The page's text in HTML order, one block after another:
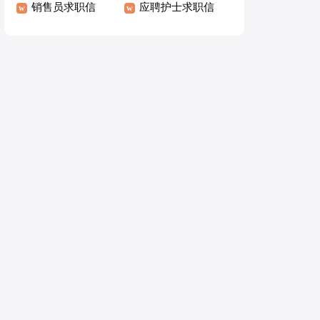
信范文 业应届毕业生求职
销售员求职信 应聘护士求职信